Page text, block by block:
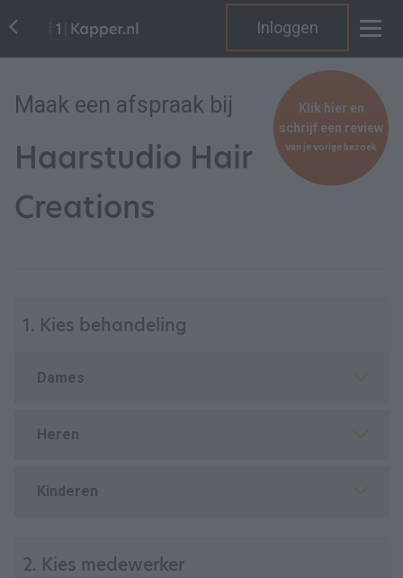
Inloggen
Maak een afspraak bij
Haarstudio Hair
Creations
Klik hier en
schrijf een review
van je vorige bezoek
1. Kies behandeling
Dames
Heren
Kinderen
2. Kies medewerker